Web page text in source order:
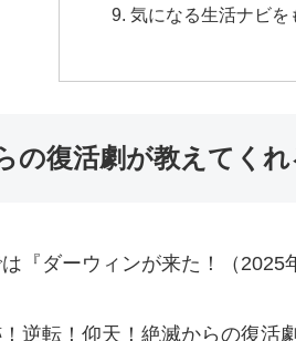
気になる生活ナビを
の復活劇が教えてく
『ダーウィンが来た！（
逆転！仰天！絶滅からの復活